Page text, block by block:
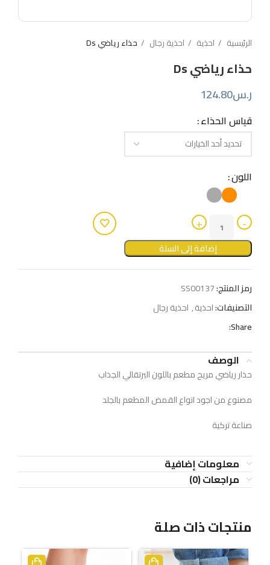
الرئيسية احذية احذية رجال حذاء رياضي Ds
حذاء رياضي Ds
ر.س124.80
قياس الحذاء
اللون
إضافة إلى السلة
رمز المنتج:SS00137
التصنيفات:احذية, احذية رجال
Share:
الوصف
حذار رياضي مريح مطعم باللون البرتقالي الجذاب
مصنوع من اجود انواع القمض المطعم بالجلد
صناعة تركية
معلومات إضافية
مراجعات (0)
منتجات ذات صلة